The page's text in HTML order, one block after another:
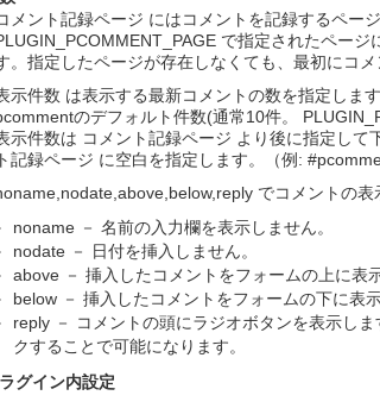
メント記録ページ にはコメントを記録するペー
で指定されたペー
。指定したページが存在しなくても、最初にコメ
示件数 は表示する最新コメントの数を指定しま
のデフォルト件数(通常10件。
示件数は コメント記録ページ より後に指定し
記録ページ に空白を指定します。（例:
でコメントの表
noname － 名前の入力欄を表示しません。
nodate － 日付を挿入しません。
above － 挿入したコメントをフォームの上に表
below － 挿入したコメントをフォームの下に表
reply － コメントの頭にラジオボタンを表示し
クすることで可能になります。
グイン内設定